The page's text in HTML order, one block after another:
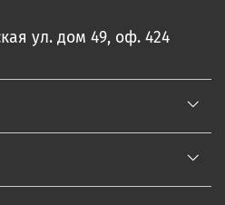
ул. дом 49, оф. 424